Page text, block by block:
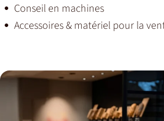
Conseil en machines
Accessoires & matériel pour la